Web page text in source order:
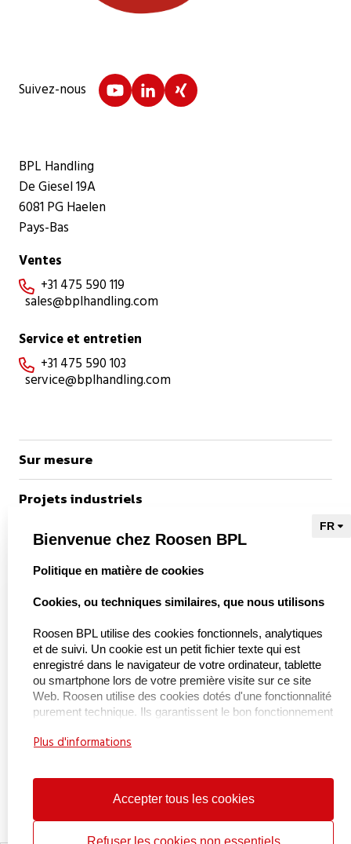
Suivez-nous
BPL Handling
De Giesel 19A
6081 PG Haelen
Pays-Bas
Ventes
 +31 475 590 119
sales@bplhandling.com
Service et entretien
 +31 475 590 103
service@bplhandling.com
Sur mesure
Projets industriels
Références
vers Kieu Engineering
À propos de nous
À propos de BPL Handling
Certifications
Travaillant chez
Bienvenue chez Roosen BPL
select language
Politique en matière de cookies
Cookies, ou techniques similaires, que nous utilisons
Roosen BPL utilise des cookies fonctionnels, analytiques
et de suivi. Un cookie est un petit fichier texte qui est
enregistré dans le navigateur de votre ordinateur, tablette
ou smartphone lors de votre première visite sur ce site
Web. Roosen utilise des cookies dotés d'une fonctionnalité
purement technique. Ils garantissent le bon fonctionnement
paramètres préférés. Ces cookies sont également utilisés
un contenu et des publicités personnalisés. Lors de votre
première visite sur notre site Web, nous vous avons déjà
informé de l'existence de ces cookies et vous avons
Plus d'informations
Accepter tous les cookies
Refuser les cookies non essentiels